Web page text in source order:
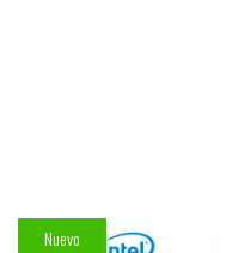
Nuevo